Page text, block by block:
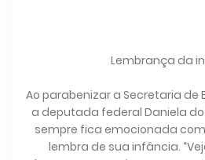
Lembrança da
Ao parabenizar a Secretaria de
a deputada federal Daniela
sempre fica emocionada
lembra de sua infância.